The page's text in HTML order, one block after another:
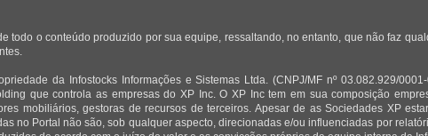
todo o conteúdo produzido por sua equipe, ressaltando, no entanto, que não faz
da Infostocks Informações e Sistemas Ltda. (CNPJ/MF nº 03.082.929/
que controla as empresas do XP Inc. O XP Inc tem em sua composição
mobiliários, gestoras de recursos de terceiros. Apesar de as Sociedades XP
no Portal não são, sob qualquer aspecto, direcionadas e/ou influenciadas por